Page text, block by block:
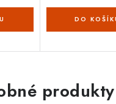
produkty